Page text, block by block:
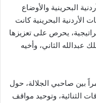
البحرينية والأوضاع
الأردنية البحرينية كانت
يحرص على تعزيزها
عبدالله الثاني، وأخيه
بين صاحبي الجلالة، حول
الثنائية، وتوحيد مواقف